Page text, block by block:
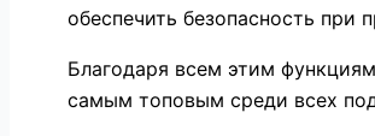
обеспечить безопасность при
Благодаря всем этим
самым топовым среди всех